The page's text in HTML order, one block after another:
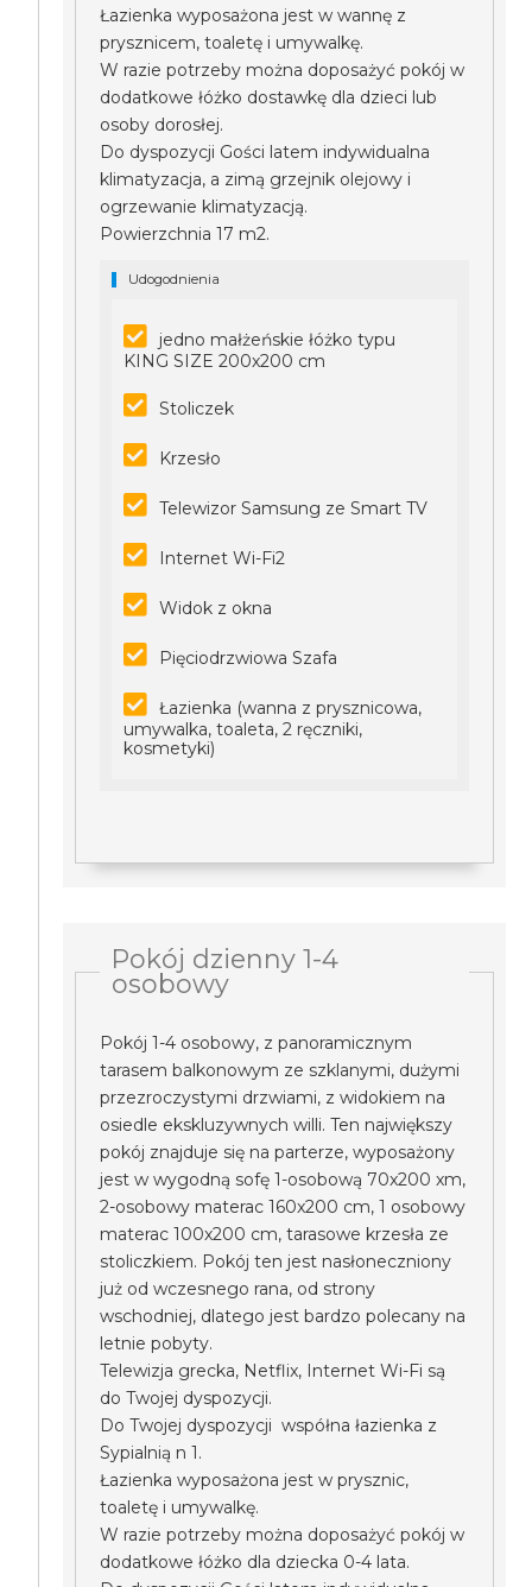
Łazienka wyposażona jest w wannę z
prysznicem, toaletę i umywalkę.
W razie potrzeby można doposażyć pokój w
dodatkowe łóżko dostawkę dla dzieci lub
osoby dorosłej.
Do dyspozycji Gości latem indywidualna
klimatyzacja, a zimą grzejnik olejowy i
ogrzewanie klimatyzacją.
Powierzchnia 17 m2.
Udogodnienia
jedno małżeńskie łóżko typu
KING SIZE 200x200 cm
Stoliczek
Krzesło
Telewizor Samsung ze Smart TV
Internet Wi-Fi2
Widok z okna
Pięciodrzwiowa Szafa
Łazienka (wanna z prysznicowa,
umywalka, toaleta, 2 ręczniki,
kosmetyki)
Pokój dzienny 1-4
osobowy
Pokój 1-4 osobowy, z panoramicznym
tarasem balkonowym ze szklanymi, dużymi
przezroczystymi drzwiami, z widokiem na
osiedle ekskluzywnych willi. Ten największy
pokój znajduje się na parterze, wyposażony
jest w wygodną sofę 1-osobową 70x200 xm,
2-osobowy materac 160x200 cm, 1 osobowy
materac 100x200 cm, tarasowe krzesła ze
stoliczkiem. Pokój ten jest nasłoneczniony
już od wczesnego rana, od strony
wschodniej, dlatego jest bardzo polecany na
letnie pobyty.
Telewizja grecka, Netflix, Internet Wi-Fi są
do Twojej dyspozycji.
Do Twojej dyspozycji współna łazienka z
Sypialnią n 1.
Łazienka wyposażona jest w prysznic,
toaletę i umywalkę.
W razie potrzeby można doposażyć pokój w
dodatkowe łóżko dla dziecka 0-4 lata.